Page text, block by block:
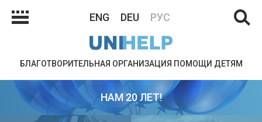
ENG DEU РУС
БЛАГОТВОРИТЕЛЬНАЯ ОРГАНИЗАЦИЯ ПОМОЩИ ДЕТЯМ
НАМ 20 ЛЕТ!